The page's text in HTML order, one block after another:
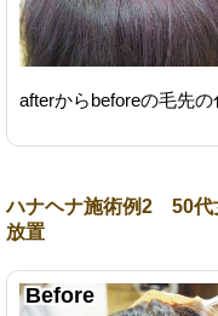
afterからbeforeの毛先
ハナヘナ施術例2 50
放置